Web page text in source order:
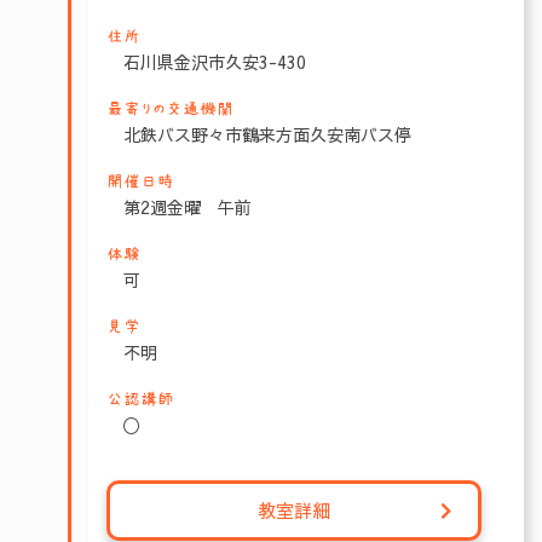
住所
石川県金沢市久安3-430
最寄りの交通機関
北鉄バス野々市鶴来方面久安南バス停
開催日時
第2週金曜 午前
体験
可
見学
不明
公認講師
〇
教室詳細